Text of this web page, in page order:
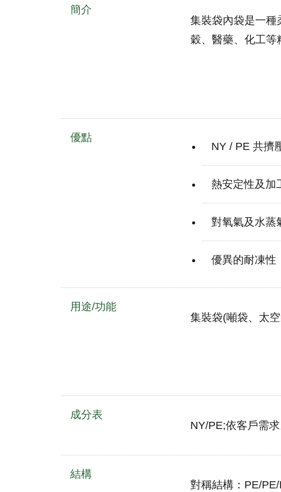
簡介
集裝袋內袋是一種
穀、醫藥、化工等
優點
NY / PE 共擠
熱安定性及加
對氧氣及水蒸
優異的耐凍性
用途/功能
集裝袋(噸袋、太
成分表
NY/PE;依客戶需求
結構
對稱結構：PE/